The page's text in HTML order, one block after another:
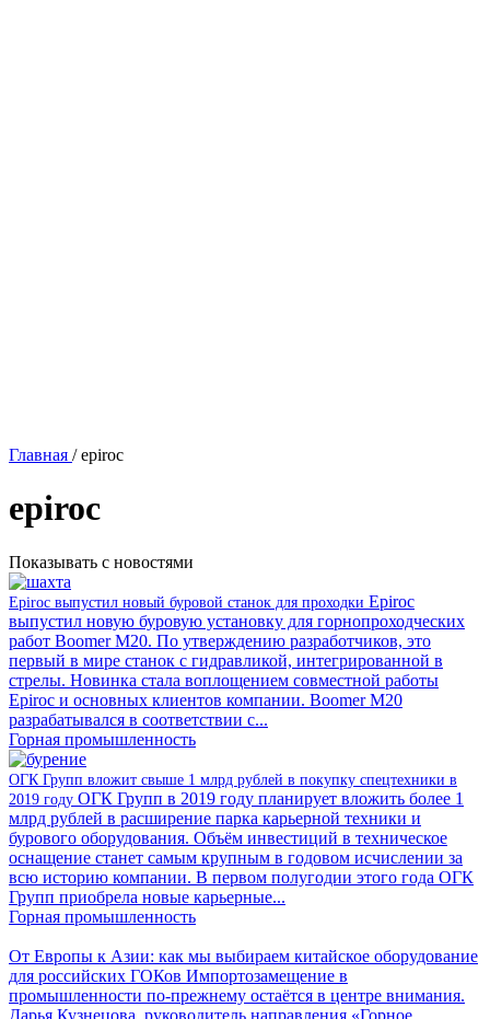
Главная / epiroc
epiroc
Показывать с новостями
Epiroc выпустил новый буровой станок для проходки Epiroc
выпустил новую буровую установку для горнопроходческих
работ Boomer M20. По утверждению разработчиков, это
первый в мире станок с гидравликой, интегрированной в
стрелы. Новинка стала воплощением совместной работы
Epiroc и основных клиентов компании. Boomer M20
разрабатывался в соответствии с...
Горная промышленность
ОГК Групп вложит свыше 1 млрд рублей в покупку спецтехники в
2019 году ОГК Групп в 2019 году планирует вложить более 1
млрд рублей в расширение парка карьерной техники и
бурового оборудования. Объём инвестиций в техническое
оснащение станет самым крупным в годовом исчислении за
всю историю компании. В первом полугодии этого года ОГК
Групп приобрела новые карьерные...
Горная промышленность
От Европы к Азии: как мы выбираем китайское оборудование
для российских ГОКов Импортозамещение в
промышленности по-прежнему остаётся в центре внимания.
Дарья Кузнецова, руководитель направления «Горное